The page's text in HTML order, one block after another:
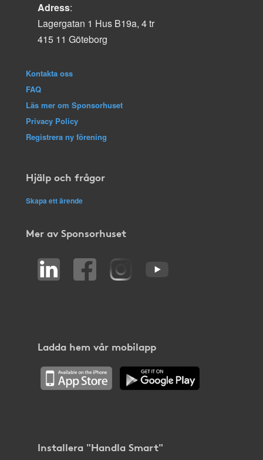
Adress:
Lagergatan 1 Hus B19a, 4 tr
415 11 Göteborg
Kontakta oss
FAQ
Läs mer om Sponsorhuset
Privacy Policy
Registrera ny förening
Hjälp och frågor
Skapa ett ärende
Mer av Sponsorhuset
Ladda hem vår mobilapp
Installera "Handla Smart"